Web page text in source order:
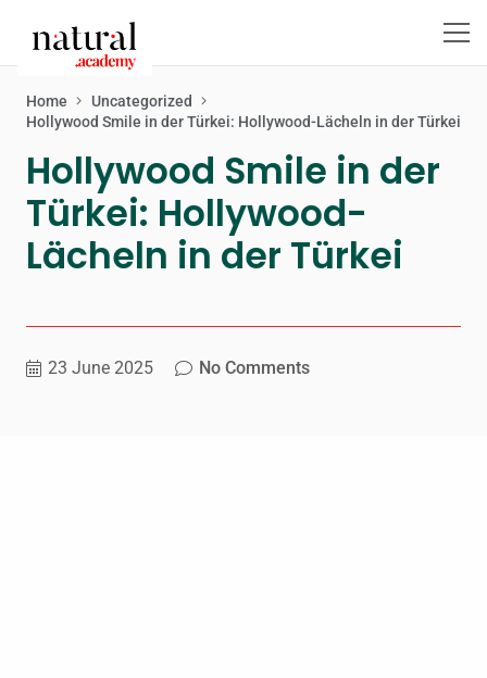
Home
Uncategorized
Hollywood Smile in der Türkei: Hollywood-Lächeln in der Türkei
Hollywood Smile in der
Türkei: Hollywood-
Lächeln in der Türkei
23 June 2025 No Comments